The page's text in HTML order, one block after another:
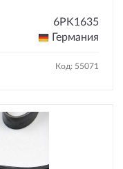
6PK1635
Германия
Код: 55071